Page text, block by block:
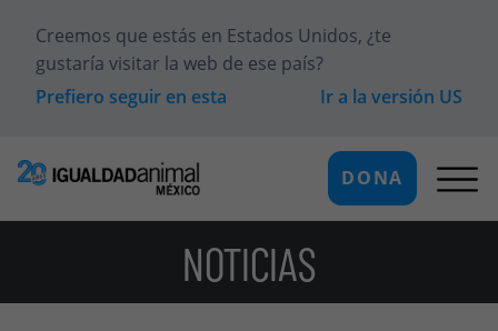
Creemos que estás en Estados Unidos, ¿te
gustaría visitar la web de ese país?
Prefiero seguir en esta
Ir a la versión US
DONA
NOTICIAS